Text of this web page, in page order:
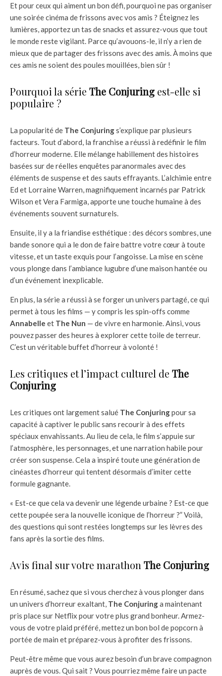
Et pour ceux qui aiment un bon défi, pourquoi ne pas organiser
une soirée cinéma de frissons avec vos amis ? Éteignez les
lumières, apportez un tas de snacks et assurez-vous que tout
le monde reste vigilant. Parce qu’avouons-le, il n’y a rien de
mieux que de partager des frissons avec des amis. À moins que
ces amis ne soient des poules mouillées, bien sûr !
Pourquoi la série The Conjuring est-elle si
populaire ?
La popularité de The Conjurings’explique par plusieurs
facteurs. Tout d’abord, la franchise a réussi à redéfinir le film
d’horreur moderne. Elle mélange habillement des histoires
basées sur de réelles enquêtes paranormales avec des
éléments de suspense et des sauts effrayants. L’alchimie entre
Ed et Lorraine Warren, magnifiquement incarnés par Patrick
Wilson et Vera Farmiga, apporte une touche humaine à des
événements souvent surnaturels.
Ensuite, il y a la friandise esthétique : des décors sombres, une
bande sonore qui a le don de faire battre votre cœur à toute
vitesse, et un taste exquis pour l’angoisse. La mise en scène
vous plonge dans l’ambiance lugubre d’une maison hantée ou
d’un événement inexplicable.
En plus, la série a réussi à se forger un univers partagé, ce qui
permet à tous les films — y compris les spin-offs comme
Annabelle et The Nun — de vivre en harmonie. Ainsi, vous
pouvez passer des heures à explorer cette toile de terreur.
C’est un véritable buffet d’horreur à volonté !
Les critiques et l’impact culturel de The
Conjuring
Les critiques ont largement salué The Conjuringpour sa
capacité à captiver le public sans recourir à des effets
spéciaux envahissants. Au lieu de cela, le film s’appuie sur
l’atmosphère, les personnages, et une narration habile pour
créer son suspense. Cela a inspiré toute une génération de
cinéastes d’horreur qui tentent désormais d’imiter cette
formule gagnante.
« Est-ce que cela va devenir une légende urbaine ? Est-ce que
cette poupée sera la nouvelle iconique de l’horreur ?” Voilà,
des questions qui sont restées longtemps sur les lèvres des
fans après la sortie des films.
Avis final sur votre marathon The Conjuring
En résumé, sachez que si vous cherchez à vous plonger dans
un univers d’horreur exaltant, The Conjuringa maintenant
pris place sur Netflix pour votre plus grand bonheur. Armez-
vous de votre plaid préféré, mettez un bon bol de popcorn à
portée de main et préparez-vous à profiter des frissons.
Peut-être même que vous aurez besoin d’un brave compagnon
auprès de vous. Qui sait ? Vous pourriez même faire un pacte